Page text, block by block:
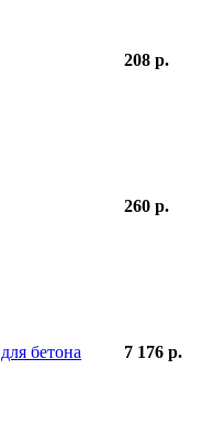
208 р.
260 р.
бетона 7 176 р.